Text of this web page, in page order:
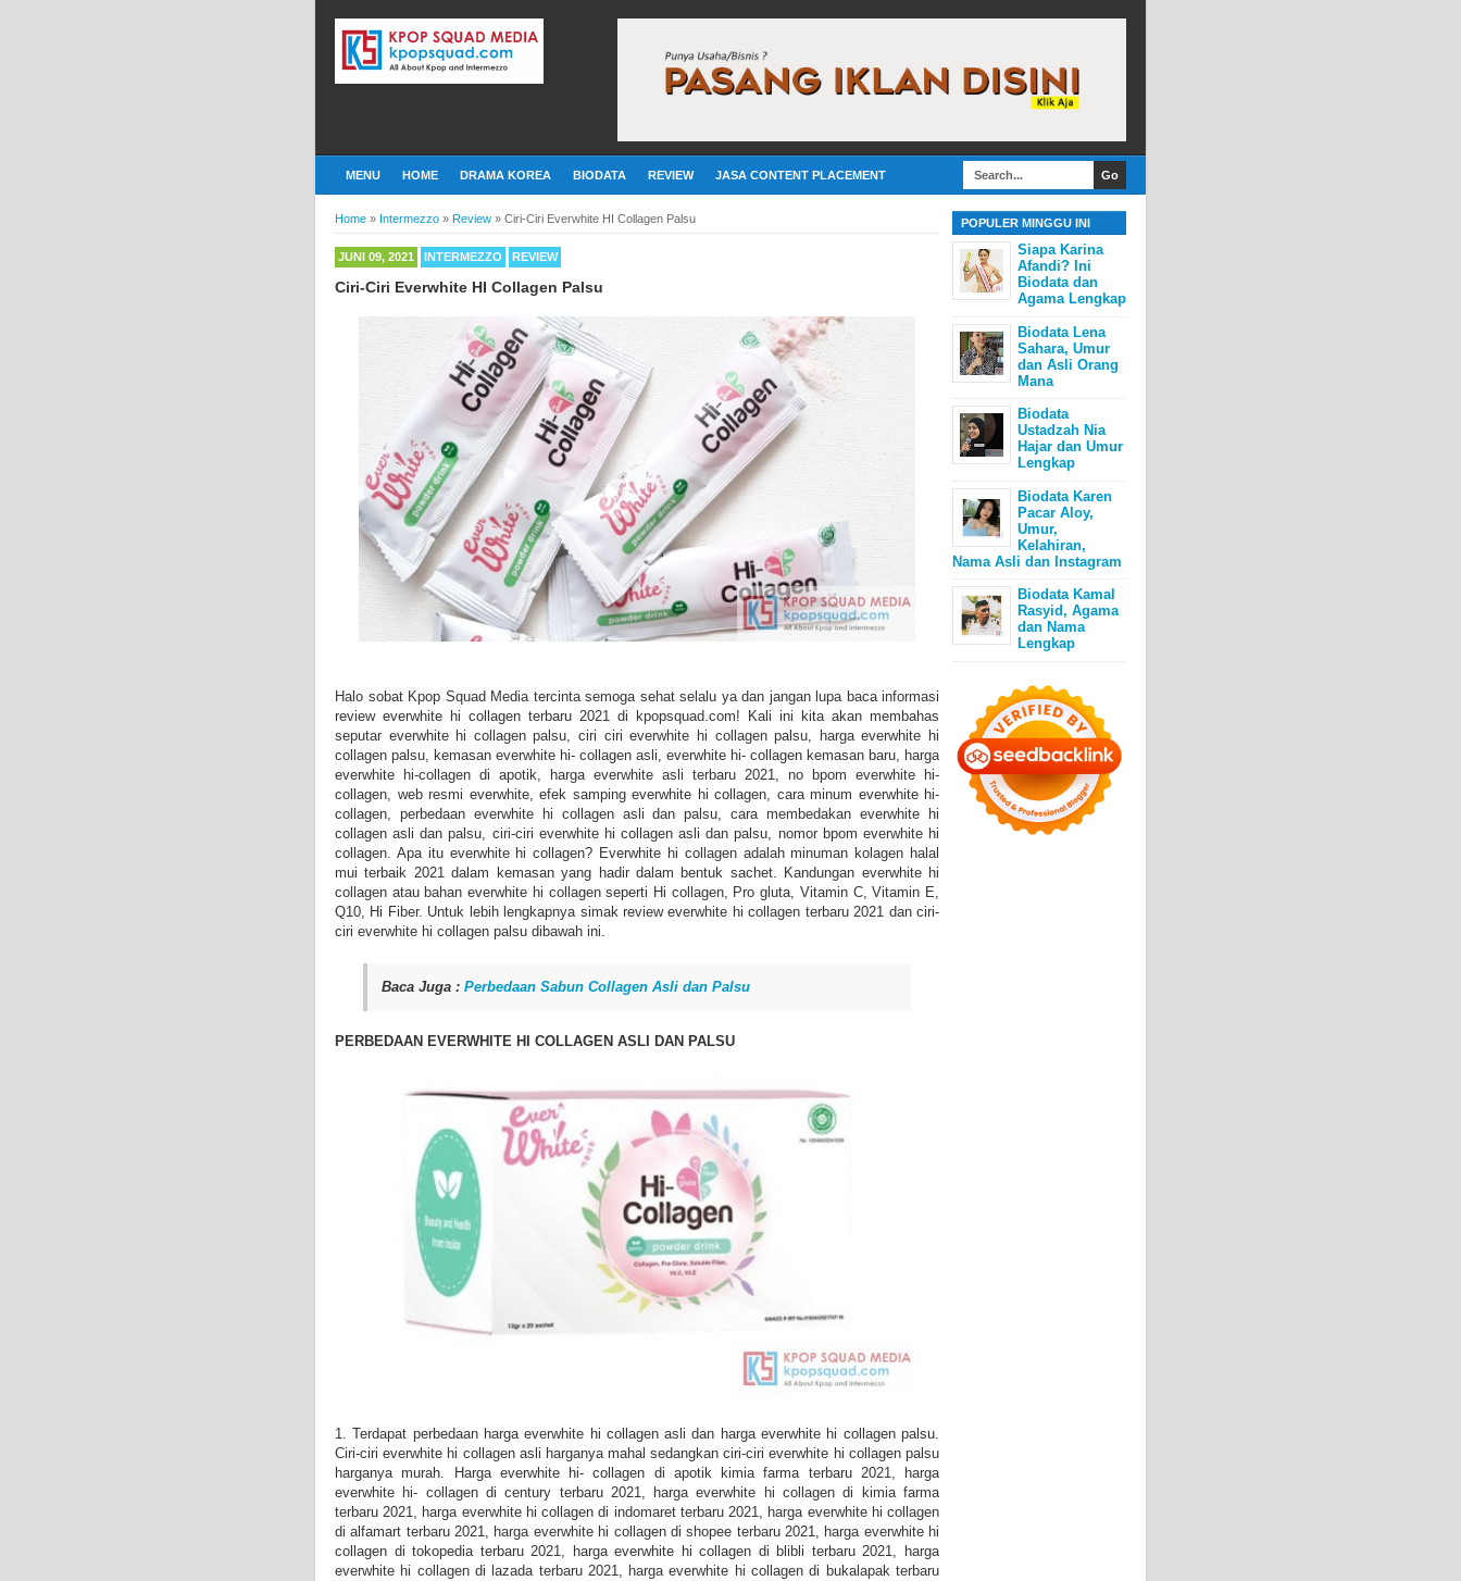
MENU HOME DRAMA KOREA BIODATA REVIEW JASA CONTENT PLACEMENT
Home » Intermezzo » Review » Ciri-Ciri Everwhite HI Collagen Palsu
JUNI 09, 2021 INTERMEZZO REVIEW
Ciri-Ciri Everwhite HI Collagen Palsu
Halo sobat Kpop Squad Media tercinta semoga sehat selalu ya dan jangan lupa baca informasi
review everwhite hi collagen terbaru 2021 di kpopsquad.com! Kali ini kita akan membahas
seputar everwhite hi collagen palsu, ciri ciri everwhite hi collagen palsu, harga everwhite hi
collagen palsu, kemasan everwhite hi- collagen asli, everwhite hi- collagen kemasan baru, harga
everwhite hi-collagen di apotik, harga everwhite asli terbaru 2021, no bpom everwhite hi-
collagen, web resmi everwhite, efek samping everwhite hi collagen, cara minum everwhite hi-
collagen, perbedaan everwhite hi collagen asli dan palsu, cara membedakan everwhite hi
collagen asli dan palsu, ciri-ciri everwhite hi collagen asli dan palsu, nomor bpom everwhite hi
collagen. Apa itu everwhite hi collagen? Everwhite hi collagen adalah minuman kolagen halal
mui terbaik 2021 dalam kemasan yang hadir dalam bentuk sachet. Kandungan everwhite hi
collagen atau bahan everwhite hi collagen seperti Hi collagen, Pro gluta, Vitamin C, Vitamin E,
Q10, Hi Fiber. Untuk lebih lengkapnya simak review everwhite hi collagen terbaru 2021 dan ciri-
ciri everwhite hi collagen palsu dibawah ini.
Baca Juga : Perbedaan Sabun Collagen Asli dan Palsu
PERBEDAAN EVERWHITE HI COLLAGEN ASLI DAN PALSU
1. Terdapat perbedaan harga everwhite hi collagen asli dan harga everwhite hi collagen palsu.
Ciri-ciri everwhite hi collagen asli harganya mahal sedangkan ciri-ciri everwhite hi collagen palsu
harganya murah. Harga everwhite hi- collagen di apotik kimia farma terbaru 2021, harga
everwhite hi- collagen di century terbaru 2021, harga everwhite hi collagen di kimia farma
terbaru 2021, harga everwhite hi collagen di indomaret terbaru 2021, harga everwhite hi collagen
di alfamart terbaru 2021, harga everwhite hi collagen di shopee terbaru 2021, harga everwhite hi
collagen di tokopedia terbaru 2021, harga everwhite hi collagen di blibli terbaru 2021, harga
everwhite hi collagen di lazada terbaru 2021, harga everwhite hi collagen di bukalapak terbaru
POPULER MINGGU INI
Siapa Karina
Afandi? Ini
Biodata dan
Agama Lengkap
Biodata Lena
Sahara, Umur
dan Asli Orang
Mana
Biodata
Ustadzah Nia
Hajar dan Umur
Lengkap
Biodata Karen
Pacar Aloy,
Umur,
Kelahiran,
Nama Asli dan Instagram
Biodata Kamal
Rasyid, Agama
dan Nama
Lengkap